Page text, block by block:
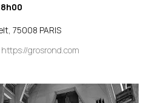
75008 PARIS
https://grosrond.com